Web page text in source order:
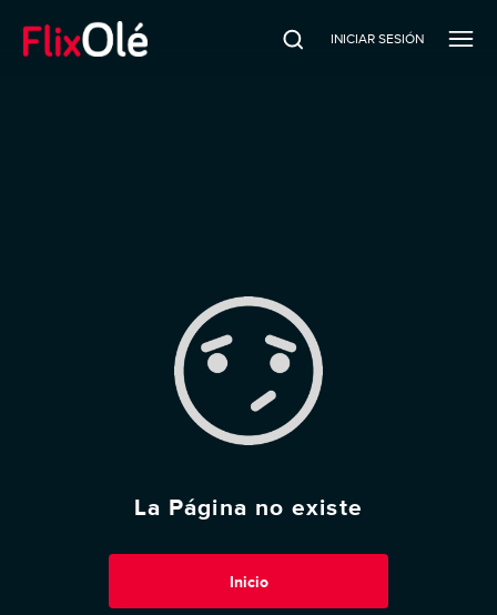
INICIAR SESIÓN
La Página no existe
Inicio